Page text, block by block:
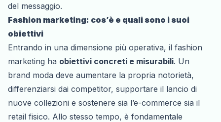
del messaggio.
Fashion marketing: cos’è e quali sono i suoi
obiettivi
Entrando in una dimensione più operativa, il fashion
marketing ha obiettivi concreti e misurabili. Un
brand moda deve aumentare la propria notorietà,
differenziarsi dai competitor, supportare il lancio di
nuove collezioni e sostenere sia l’e-commerce sia il
retail fisico. Allo stesso tempo, è fondamentale